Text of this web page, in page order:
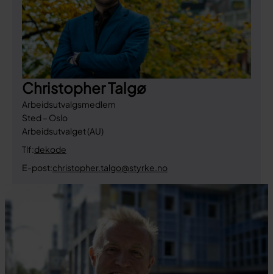
Christopher Talgø
Arbeidsutvalgsmedlem
Sted – Oslo
Arbeidsutvalget (AU)
Tlf:dekode
E-post:christopher.talgo@styrke.no